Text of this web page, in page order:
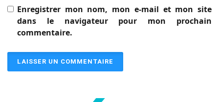
Enregistrer mon nom, mon e-mail et mon site
dans le navigateur pour mon prochain
commentaire.